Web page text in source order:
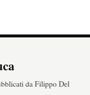
da Filippo Del